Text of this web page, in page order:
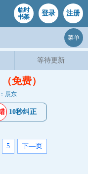
临时
书架
登录 注册
菜单
等待更新
免费）
辰东
10秒纠正
5 下—页